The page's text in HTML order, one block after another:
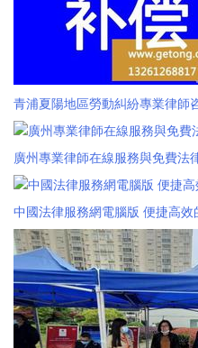
青浦夏陽地區勞動糾紛專業律師
廣州專業律師在線服務與免費法
中國法律服務網電腦版 便捷高